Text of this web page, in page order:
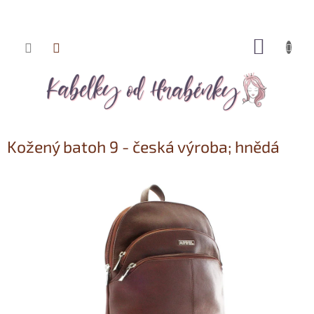
Přejít
Kožený batoh 9 - česká výroba; hnědá